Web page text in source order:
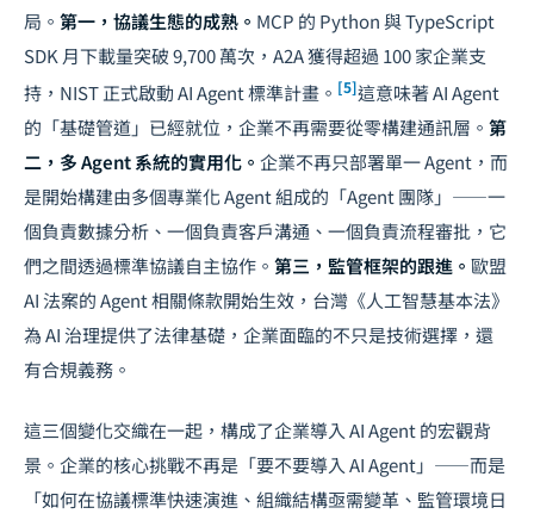
局。 第一，協議生態的成熟。 MCP 的 Python 與 TypeScript
SDK 月下載量突破 9,700 萬次，A2A 獲得超過 100 家企業支
持，NIST 正式啟動 AI Agent 標準計畫。 [5]這意味著 AI Agent
的「基礎管道」已經就位，企業不再需要從零構建通訊層。 第
二，多 Agent 系統的實用化。 企業不再只部署單一 Agent，而
是開始構建由多個專業化 Agent 組成的「Agent 團隊」——一
個負責數據分析、一個負責客戶溝通、一個負責流程審批，它
們之間透過標準協議自主協作。 第三，監管框架的跟進。 歐盟
AI 法案的 Agent 相關條款開始生效，台灣《人工智慧基本法》
為 AI 治理提供了法律基礎，企業面臨的不只是技術選擇，還
有合規義務。
這三個變化交織在一起，構成了企業導入 AI Agent 的宏觀背
景。企業的核心挑戰不再是「要不要導入 AI Agent」——而是
「如何在協議標準快速演進、組織結構亟需變革、監管環境日